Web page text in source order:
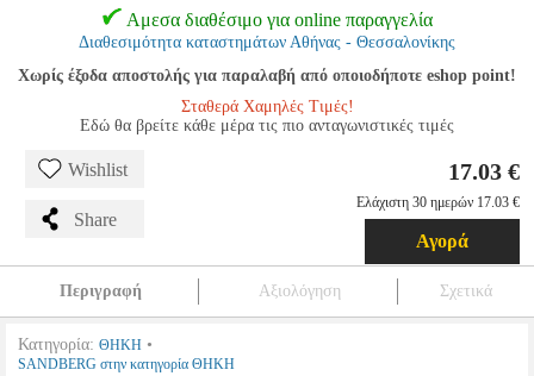
Αμεσα διαθέσιμο για online παραγγελία
Διαθεσιμότητα καταστημάτων Αθήνας - Θεσσαλονίκης
Χωρίς έξοδα αποστολής για παραλαβή από οποιοδήποτε eshop point!
Σταθερά Χαμηλές Τιμές!
Εδώ θα βρείτε κάθε μέρα τις πιο ανταγωνιστικές τιμές
Wishlist
Share
17.03 €
Ελάχιστη 30 ημερών 17.03 €
Αγορά
Περιγραφή Αξιολόγηση Σχετικά
Κατηγορία: ΘΗΚΗ •
SANDBERG στην κατηγορία ΘΗΚΗ